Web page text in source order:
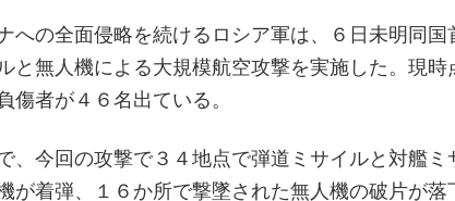
への全面侵略を続けるロシア軍は、６日未明同国
と無人機による大規模航空攻撃を実施した。現時
傷者が４６名出ている。
、今回の攻撃で３４地点で弾道ミサイルと対艦ミ
が着弾、１６か所で撃墜された無人機の破片が落